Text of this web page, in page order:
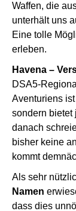
Waffen, die
unterhält uns
Eine tolle
erleben.
Havena –
DSA5-
Aventuriens
sondern bietet
danach
bisher keine
kommt
Als sehr
Namen
dass dies